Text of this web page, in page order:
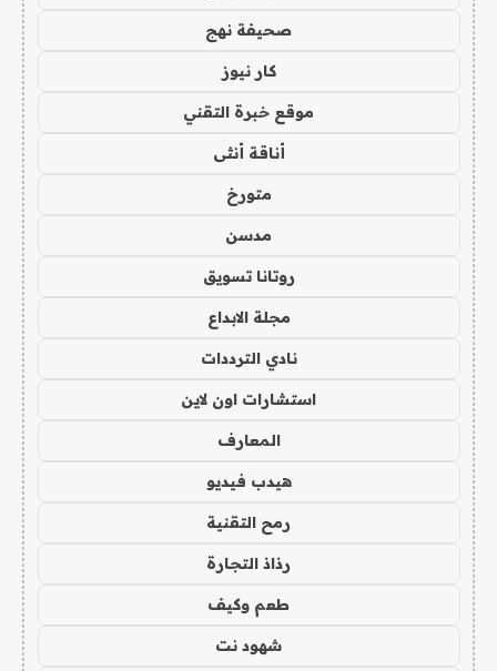
صحيفة نهج
كار نيوز
موقع خبرة التقني
أناقة أنثى
متورخ
مدسن
روتانا تسويق
مجلة الابداع
نادي الترددات
استشارات اون لاين
المعارف
هيدب فيديو
رمح التقنية
رذاذ التجارة
طعم وكيف
شهود نت